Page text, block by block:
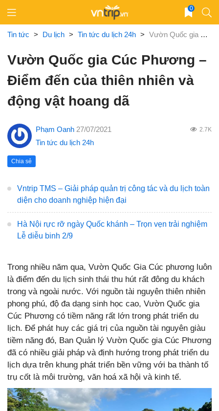
content
0
Tin tức > Du lịch > Tin tức du lịch 24h > Vườn Quốc gia Cúc Phương – Điểm đến của thiên nhiên và động vật hoang dã
Vườn Quốc gia Cúc Phương –
Điểm đến của thiên nhiên và
động vật hoang dã
Phạm Oanh 27/07/2021 2.7K
Tin tức du lịch 24h
Chia sẻ
Vntrip TMS – Giải pháp quản trị công tác và du lịch toàn
diện cho doanh nghiệp hiện đại
Hà Nội rực rỡ ngày Quốc khánh – Trọn vẹn trải nghiệm
Lễ diễu binh 2/9
Trong nhiều năm qua, Vườn Quốc Gia Cúc phương luôn
là điểm đến du lịch sinh thái thu hút rất đông du khách
trong và ngoài nước. Với nguồn tài nguyên thiên nhiên
phong phú, độ đa dạng sinh học cao, Vườn Quốc gia
Cúc Phương có tiềm năng rất lớn trong phát triển du
lịch. Để phát huy các giá trị của nguồn tài nguyên giàu
tiềm năng đó, Ban Quản lý Vườn Quốc gia Cúc Phương
đã có nhiều giải pháp và định hướng trong phát triển du
lịch dựa trên khung phát triển bền vững với ba thành tố
trụ cốt là môi trường, văn hoá xã hội và kinh tế.